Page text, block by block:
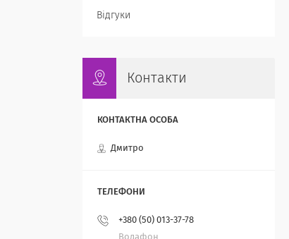
Відгуки
Контакти
Дмитро
+380 (50) 013-37-78